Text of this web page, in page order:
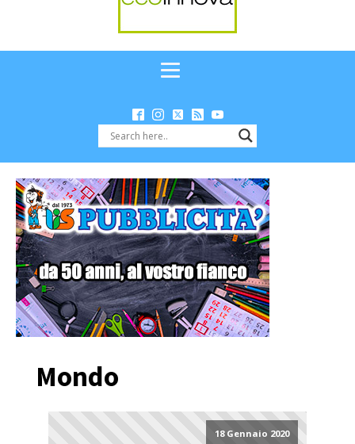
Mondo
18 Gennaio 2020